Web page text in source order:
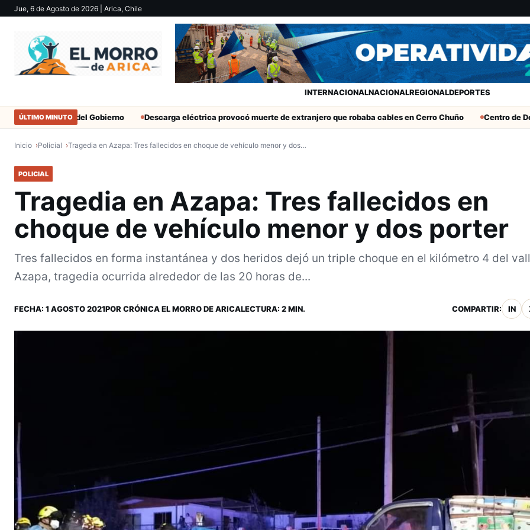
Jue, 6 de Agosto de 2026 | Arica, Chile
INTERNACIONALNACIONALREGIONALDEPORTES
ÚLTIMO MINUTO
del Gobierno Descarga eléctrica provocó muerte de extranjero que robaba cables en Cerro Chuño Centro de Desarrollo
Inicio Policial Tragedia en Azapa: Tres fallecidos en choque de vehículo menor y dos…
POLICIAL
Tragedia en Azapa: Tres fallecidos en
choque de vehículo menor y dos porter
Tres fallecidos en forma instantánea y dos heridos dejó un triple choque en el kilómetro 4 del
Azapa, tragedia ocurrida alrededor de las 20 horas de...
FECHA: 1 AGOSTO 2021POR CRÓNICA EL MORRO DE ARICALECTURA: 2 MIN. COMPARTIR: IN